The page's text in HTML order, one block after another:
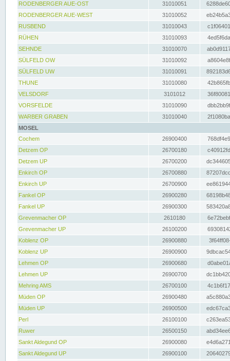
RODENBERGER AUE-OST
31010051
RODENBERGER AUE-WEST
31010052
RUSBEND
31010043
RÜHEN
31010093
SEHNDE
31010070
SÜLFELD OW
31010092
SÜLFELD UW
31010091
THUNE
31010080
VELSDORF
3101012
VORSFELDE
31010090
WARBER GRABEN
31010040
MOSEL
Cochem
26900400
Detzem OP
26700180
Detzem UP
26700200
Enkirch OP
26700880
Enkirch UP
26700900
Fankel OP
26900280
Fankel UP
26900300
Grevenmacher OP
2610180
Grevenmacher UP
26100200
Koblenz OP
26900880
Koblenz UP
26900900
Lehmen OP
26900680
Lehmen UP
26900700
Mehring AMS
26700100
Müden OP
26900480
Müden UP
26900500
Perl
26100100
Ruwer
26500150
Sankt Aldegund OP
26900080
Sankt Aldegund UP
26900100